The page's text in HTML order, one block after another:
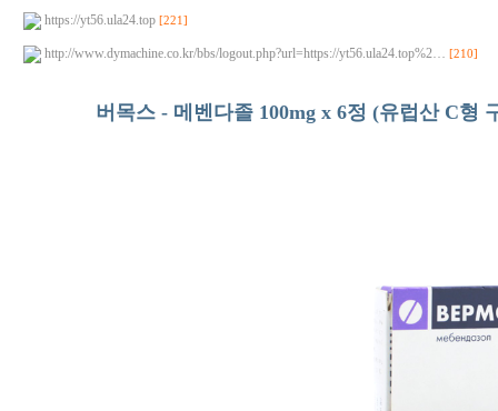
https://yt56.ula24.top [221]
http://www.dymachine.co.kr/bbs/logout.php?url=https://yt56.ula24.top%2… [210]
버목스 - 메벤다졸 100mg x 6정 (유럽산 C형